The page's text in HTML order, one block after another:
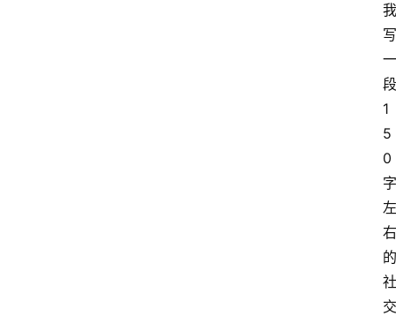
我
写
一
段
1
5
0
字
左
右
的
社
交